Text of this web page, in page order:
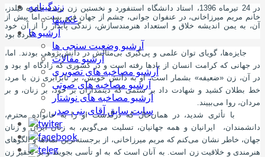
زندگینامه
عکسها
آرشیو ها
آرشیو وضعیت سنجی ها
آرشیو مقالات
آرشیو مصاخبه های تصویری
آرشیو مصاخبه های صوتی
آرشیو مصاخبه های نوشتار
سایت سابق آقای بنی صدر
در 24 تیرماه 1396، استاد دانشگاه استنفورد و نخستین زن برنده جایزه فیلدز،
خانم مریم میرزاخانی، در عنفوان جوانی، چشم از جهان فرو بست. اما پیش از
آن، به یمن اندیشه خلاق و استعداد هنرمندسازش، زندگی پایدار را از آن خود
کرده‌ بود.
جایزه‌ها، گویای توان علمی و پی‌گیری بی‌مثالش در دانش‌پژوهی بودند. اما،
در جهانی که کرامت انسان از یادها رفته ‌است و در کشوری که زادگاه او بود و
در آن، زن «ضعیفه» بشمار است، او به دانش خویش، بر نابرابری زن با مرد،
خط بطلان کشید و شهادت داد بر ستمی که دینمداران بر خود، بر زنان، و بر
مردان، روا می‌بییند.
با تأثری شدید، در همان‌حال که درگذشت او را به خانواده محترم،
دانشمندان، ایرانیان و همه جهانیان، تسلیت می‌گویم، به زنان ایران و زنان
جهان، خاطر نشان می‌کنم که مریم میرزاخانی، از برجسته‌ترین نمادها و الگوهای
هنرمندی و خلاقیت زن است. به آنان است که به او تأسی بجویند و بر تحقیر زن